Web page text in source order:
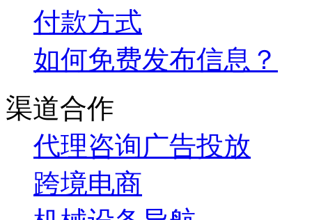
付款方式
如何免费发布信息？
渠道合作
代理咨询广告投放
跨境电商